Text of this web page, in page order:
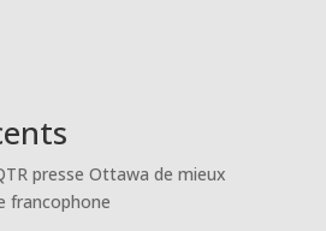
presse Ottawa de mieux
francophone